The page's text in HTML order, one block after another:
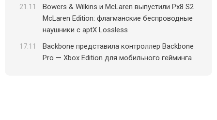
21.11
Bowers & Wilkins и McLaren выпустили Px8 S2
McLaren Edition: флагманские беспроводные
наушники с aptX Lossless
17.11
Backbone представила контроллер Backbone
Pro — Xbox Edition для мобильного гейминга